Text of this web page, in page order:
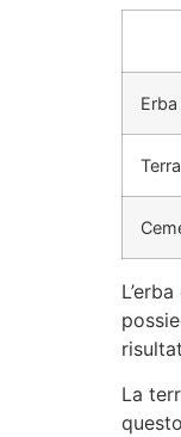
Erba
Terra
La